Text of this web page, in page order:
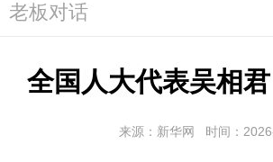
老板对话
全国人大代表吴相
来源：新华网 时间：